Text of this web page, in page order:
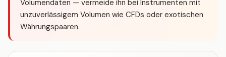
Volumendaten — vermeide ihn bei Instrumenten mit
unzuverlässigem Volumen wie CFDs oder exotischen
Währungspaaren.